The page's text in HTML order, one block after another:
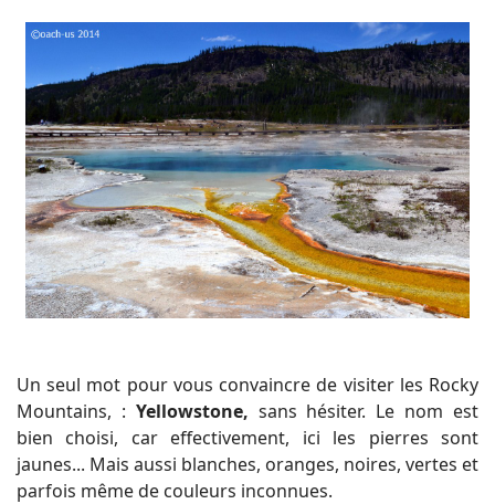
Un seul mot pour vous convaincre de visiter les Rocky
Mountains, : Yellowstone, sans hésiter. Le nom est
bien choisi, car effectivement, ici les pierres sont
jaunes... Mais aussi blanches, oranges, noires, vertes et
parfois mêmede couleurs inconnues.